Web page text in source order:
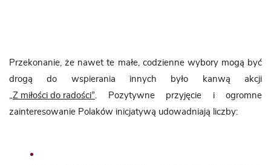
Przekonanie, że nawet te małe, codzienne wybory mogą być
drogą do wspierania innych było kanwą akcji
„Z miłości do radości”. Pozytywne przyjęcie i ogromne
zainteresowanie Polaków inicjatywą udowadniają liczby: